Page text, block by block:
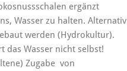
ergänzt
Wasser zu halten. Alternativ
werden (Hydrokultur).
das Wasser nicht selbst!
Zugabe von